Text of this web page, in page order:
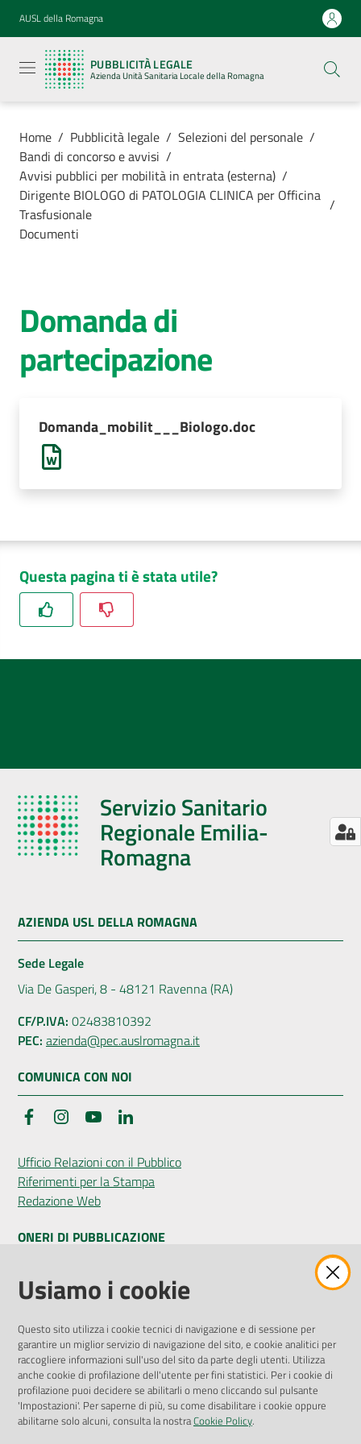
Vai al contenuto
Vai alla navigazione
Vai al footer
AUSL della Romagna
PUBBLICITÀ LEGALE
Azienda Unità Sanitaria Locale della Romagna
legale
Azienda
Unità
Locale della
Azienda
Luoghi di
cura
Home / Pubblicità legale / Selezioni del personale /
Bandi di concorso e avvisi /
Avvisi pubblici per mobilità in entrata (esterna) /
Dirigente BIOLOGO di PATOLOGIA CLINICA per Officina
Trasfusionale
/
Documenti
Domanda di
partecipazione
Domanda_mobilit___Biologo.doc
Questa pagina ti è stata utile?
Servizio Sanitario
Regionale Emilia-
Romagna
AZIENDA USL DELLA ROMAGNA
Sede Legale
Via De Gasperi, 8 - 48121 Ravenna (RA)
CF/P.IVA: 02483810392
PEC: azienda@pec.auslromagna.it
COMUNICA CON NOI
FacebookInstagramYouTube
Ufficio Relazioni con il Pubblico
Riferimenti per la Stampa
Redazione Web
ONERI DI PUBBLICAZIONE
Amministrazione Trasparente
Pubblicità legale
Privacy Policy
Attuazione Misure PNRR
Liste di Attesa
ENTI, IMPRESE E PARTNER
Usiamo i cookie
Questo sito utilizza i cookie tecnici di navigazione e di sessione per
garantire un miglior servizio di navigazione del sito, e cookie analitici per
raccogliere informazioni sull'uso del sito da parte degli utenti. Utilizza
anche cookie di profilazione dell'utente per fini statistici. Per i cookie di
profilazione puoi decidere se abilitarli o meno cliccando sul pulsante
'Impostazioni'. Per saperne di più, su come disabilitare i cookie oppure
abilitarne solo alcuni, consulta la nostraCookie Policy.